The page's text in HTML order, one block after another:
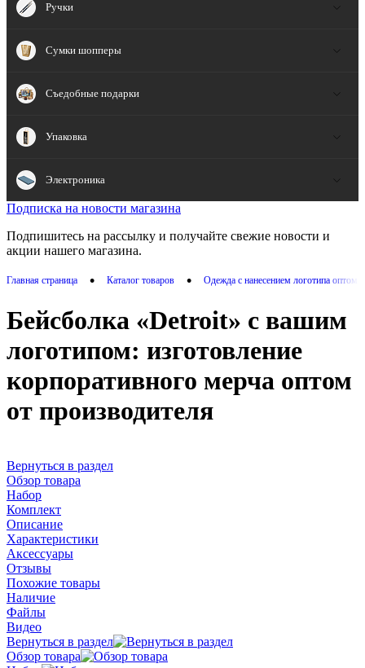
Ручки
Сумки шопперы
Съедобные подарки
Упаковка
Электроника
Подписка на новости магазина
Подпишитесь на рассылку и получайте свежие новости и
акции нашего магазина.
Главная страница • Каталог товаров • Одежда с нанесением логотипа оптом
Бейсболка «Detroit» с вашим
логотипом: изготовление
корпоративного мерча оптом
от производителя
Вернуться в раздел
Обзор товара
Набор
Комплект
Описание
Характеристики
Аксессуары
Отзывы
Похожие товары
Наличие
Файлы
Видео
Вернуться в раздел
Обзор товара